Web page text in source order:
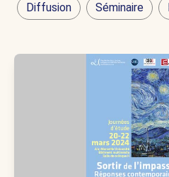
Diffusion
Séminaire